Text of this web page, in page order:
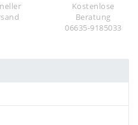
Kostenlose
Beratung
06635-9185033